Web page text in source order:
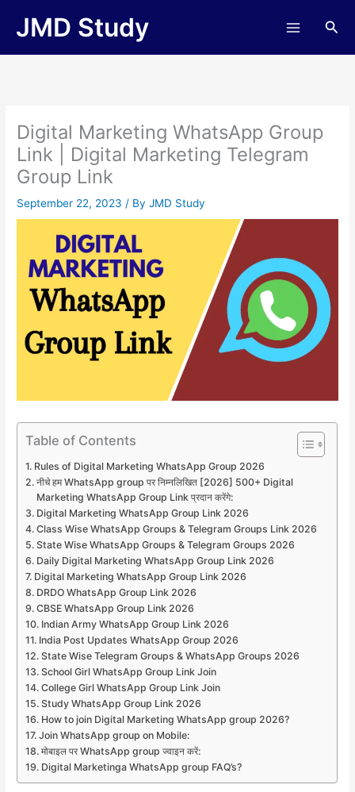
JMD Study
Digital Marketing WhatsApp Group
Link | Digital Marketing Telegram
Group Link
September 22, 2023/ ByJMD Study
Table of Contents
Rules of Digital Marketing WhatsApp Group 2026
नीचे हम WhatsApp group पर निम्नलिखित [2026] 500+ Digital
Marketing WhatsApp Group Link प्रदान करेंगे:
Digital Marketing WhatsApp Group Link 2026
Class Wise WhatsApp Groups & Telegram Groups Link 2026
State Wise WhatsApp Groups & Telegram Groups 2026
Daily Digital Marketing WhatsApp Group Link 2026
Digital Marketing WhatsApp Group Link 2026
DRDO WhatsApp Group Link 2026
CBSE WhatsApp Group Link 2026
Indian Army WhatsApp Group Link 2026
India Post Updates WhatsApp Group 2026
State Wise Telegram Groups & WhatsApp Groups 2026
School Girl WhatsApp Group Link Join
College Girl WhatsApp Group Link Join
Study WhatsApp Group Link 2026
How to join Digital Marketing WhatsApp group 2026?
Join WhatsApp group on Mobile:
मोबाइल पर WhatsApp group ज्वाइन करें:
Digital Marketinga WhatsApp group FAQ’s?